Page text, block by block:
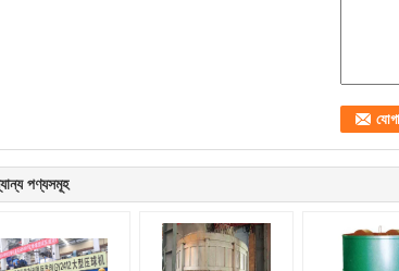
পণ্যসমূহ